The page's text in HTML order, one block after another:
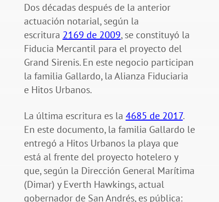
Dos décadas después de la anterior
actuación notarial, según la
escritura 2169 de 2009, se constituyó la
Fiducia Mercantil para el proyecto del
Grand Sirenis. En este negocio participan
la familia Gallardo, la Alianza Fiduciaria
e Hitos Urbanos.
La última escritura es la 4685 de 2017.
En este documento, la familia Gallardo le
entregó a Hitos Urbanos la playa que
está al frente del proyecto hotelero y
que, según la Dirección General Marítima
(Dimar) y Everth Hawkings, actual
gobernador de San Andrés, es pública: